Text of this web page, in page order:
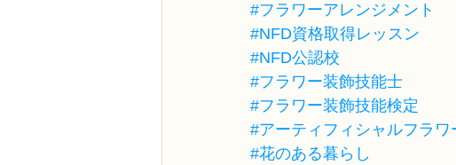
#フラワーアレンジメント
#NFD資格取得レッスン
#NFD公認校
#フラワー装飾技能士
#フラワー装飾技能検定
#アーティフィシャルフラワ
#花のある暮らし